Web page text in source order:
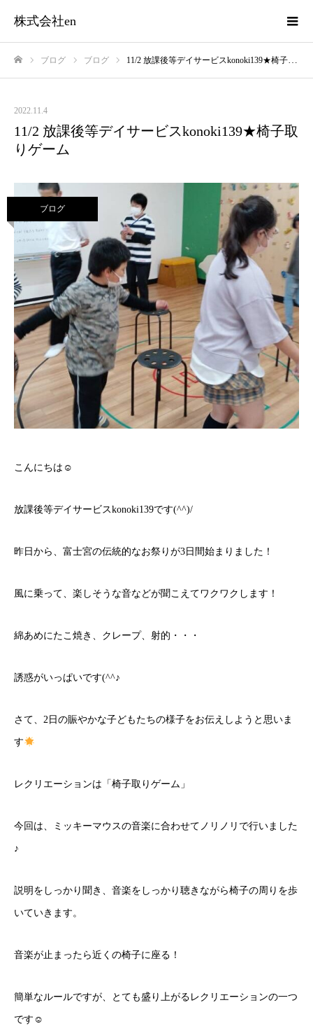
株式会社en
ブログ ブログ 11/2 放課後等デイサービスkonoki139★椅子取りゲーム
2022.11.4
11/2 放課後等デイサービスkonoki139★椅子取
りゲーム
ブログ
こんにちは☺
放課後等デイサービスkonoki139です(^^)/
昨日から、富士宮の伝統的なお祭りが3日間始まりました！
風に乗って、楽しそうな音などが聞こえてワクワクします！
綿あめにたこ焼き、クレープ、射的・・・
誘惑がいっぱいです(^^♪
さて、2日の賑やかな子どもたちの様子をお伝えしようと思いま
す
レクリエーションは「椅子取りゲーム」
今回は、ミッキーマウスの音楽に合わせてノリノリで行いました
♪
説明をしっかり聞き、音楽をしっかり聴きながら椅子の周りを歩
いていきます。
音楽が止まったら近くの椅子に座る！
簡単なルールですが、とても盛り上がるレクリエーションの一つ
です☺